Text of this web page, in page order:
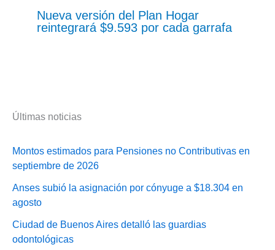
Nueva versión del Plan Hogar
reintegrará $9.593 por cada garrafa
Últimas noticias
Montos estimados para Pensiones no Contributivas en
septiembre de 2026
Anses subió la asignación por cónyuge a $18.304 en
agosto
Ciudad de Buenos Aires detalló las guardias
odontológicas